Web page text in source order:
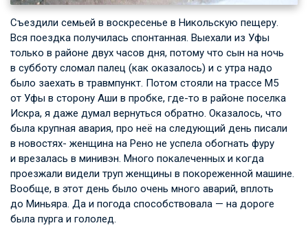
Съездили семьей в воскресенье в Никольскую пещеру.
Вся поездка получилась спонтанная. Выехали из Уфы
только в районе двух часов дня, потому что сын на ночь
в субботу сломал палец (как оказалось) и с утра надо
было заехать в травмпункт. Потом стояли на трассе М5
от Уфы в сторону Аши в пробке, где-то в районе поселка
Искра, я даже думал вернуться обратно. Оказалось, что
была крупная авария, про неё на следующий день писали
в новостях- женщина на Рено не успела обогнать фуру
и врезалась в минивэн. Много покалеченных и когда
проезжали видели труп женщины в покореженной машине.
Вообще, в этот день было очень много аварий, вплоть
до Миньяра. Да и погода способствовала — на дороге
была пурга и гололед.